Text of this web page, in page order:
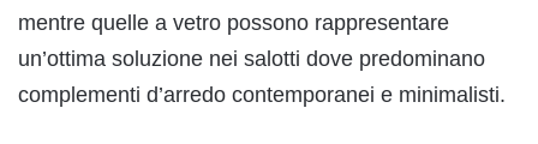
mentre quelle a vetro possono rappresentare
un’ottima soluzione nei salotti dove predominano
complementi d’arredo contemporanei e minimalisti.